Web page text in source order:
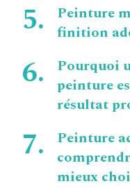
Peinture
finition
Pourquoi
peinture
résultat
Peinture
mieux